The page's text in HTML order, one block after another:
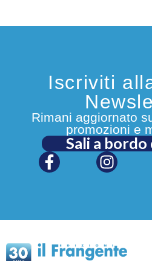
Iscriviti
Rimani aggiornato
promozioni e
Sali a bordo